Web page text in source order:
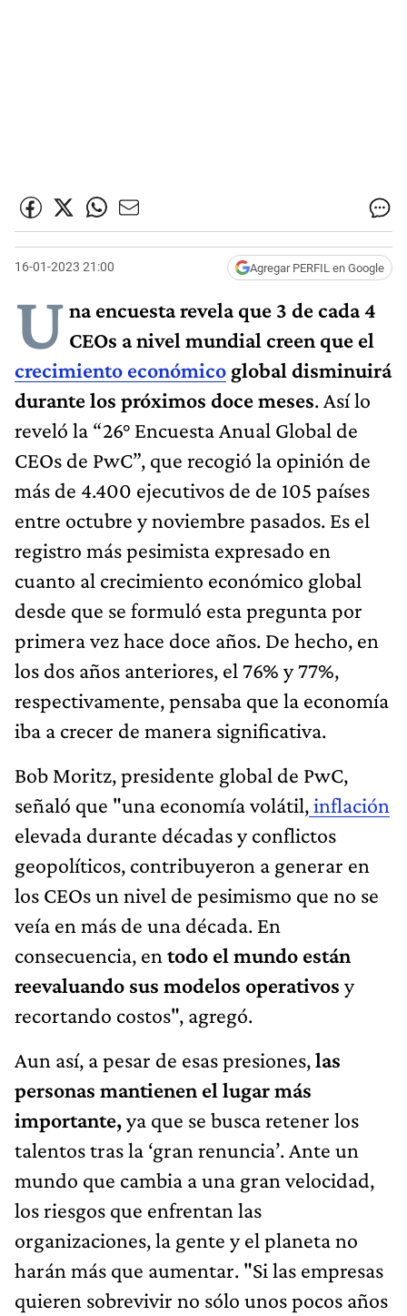
16-01-2023 21:00 Agregar PERFIL en Google
U na encuesta revela que 3 de cada 4
CEOs a nivel mundial creen que el
crecimiento económico global disminuirá
durante los próximos doce meses. Así lo
reveló la “26° Encuesta Anual Global de
CEOs de PwC”, que recogió la opinión de
más de 4.400 ejecutivos de de 105 países
entre octubre y noviembre pasados. Es el
registro más pesimista expresado en
cuanto al crecimiento económico global
desde que se formuló esta pregunta por
primera vez hace doce años. De hecho, en
los dos años anteriores, el 76% y 77%,
respectivamente, pensaba que la economía
iba a crecer de manera significativa.
Bob Moritz, presidente global de PwC,
señaló que "una economía volátil,inflación
elevada durante décadas y conflictos
geopolíticos, contribuyeron a generar en
los CEOs un nivel de pesimismo que no se
veía en más de una década. En
consecuencia, en todo el mundo están
reevaluando sus modelos operativos y
recortando costos", agregó.
Aun así, a pesar de esas presiones,las
personas mantienen el lugar más
importante,ya que se busca retener los
talentos tras la ‘gran renuncia’. Ante un
mundo que cambia a una gran velocidad,
los riesgos que enfrentan las
organizaciones, la gente y el planeta no
harán más que aumentar. "Si las empresas
quieren sobrevivir no sólo unos pocos años